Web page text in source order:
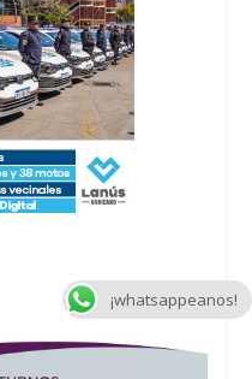
¡whatsappeanos!